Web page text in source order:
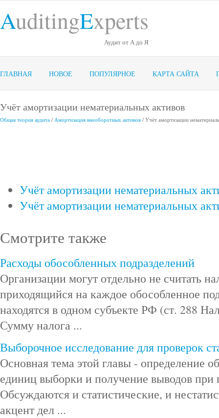
AuditingExperts
Аудит от А до Я
ГЛАВНАЯ НОВОЕ ПОПУЛЯРНОЕ КАРТА САЙТА
Учёт амортизации нематериальных активов
Общая теория аудита / Амортизация внеоборотных активов / Учёт амортизации
Учёт амортизации нематериальных
Учёт амортизации нематериальных
Смотрите также
Расходы обособленных подразделений
Организации могут отдельно не считать
приходящийся на каждое обособленное
находятся в одном субъекте РФ (ст. 288
Сумму налога ...
Выборочное исследование для проверок
Основная тема этой главы - определение
единиц выборки и получение выводов при
Обсуждаются и статистические, и
акцент дел ...